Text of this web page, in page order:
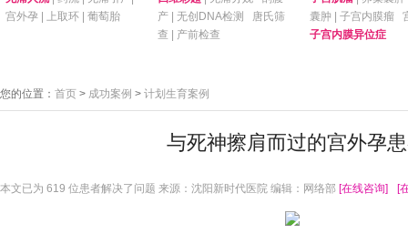
宫外孕
上取环 葡萄胎
产
无创DNA检测
唐氏筛
查
产前检查
囊肿
子宫内膜瘤
子宫内膜异位症
您的位置： 首页 > 成功案例 > 计划生育案例
与死神擦肩而过的宫外孕
本文已为 619 位患者解决了问题 来源：沈阳新时代医院 编辑：网络部 [在线咨询] [